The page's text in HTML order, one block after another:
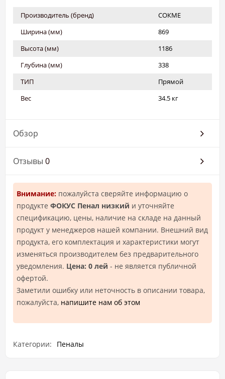
Производитель (бренд)
СОКМЕ
Ширина (мм)
869
Высота (мм)
1186
Глубина (мм)
338
ТИП
Прямой
Вес
34.5 кг
Обзор
Отзывы 0
Внимание: пожалуйста сверяйте информацию о
продукте ФОКУС Пенал низкий и уточняйте
спецификацию, цены, наличие на складе на данный
продукт у менеджеров нашей компании. Внешний вид
продукта, его комплектация и характеристики могут
изменяться производителем без предварительного
уведомления. Цена: 0 лей - не является публичной
офертой.
Заметили ошибку или неточность в описании товара,
пожалуйста, напишите нам об этом
Категории: Пеналы